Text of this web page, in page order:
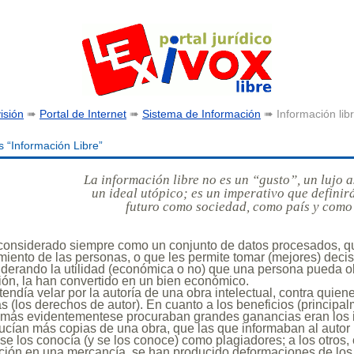
➠ Portal de Internet ➠ Sistema de Información ➠ Información
“Información Libre”
La información libre no es un “gusto”, un lujo
un ideal utópico; es un imperativo que
futuro como sociedad, como país y
siempre como un conjunto de datos procesados,
de las personas, o que les permite tomar (mejores)
la utilidad (económica o no) que una persona pueda
la han convertido en un bien económico.
velar por la autoría de una obra intelectual, contra
(los derechos de autor). En cuanto a los beneficios
evidentementese procuraban grandes ganancias eran los
más copias de una obra, que las que informaban al
los conocía (y se los conoce) como plagiadores; a los